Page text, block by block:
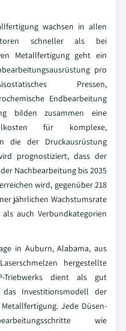
wachsen in allen
schneller als bei
Metallfertigung geht ein
pro
Pressen,
Endbearbeitung
bilden zusammen eine
für komplexe,
die der Druckausrüstung
prognostiziert, dass der
Nachbearbeitung bis 2035
wird, gegenüber 218
jährlichen Wachstumsrate
auch Verbundkategorien
in Auburn, Alabama, aus
hergestellte
Triebwerks dient als gut
Investitionsmodell der
Jede Düsen-
wie